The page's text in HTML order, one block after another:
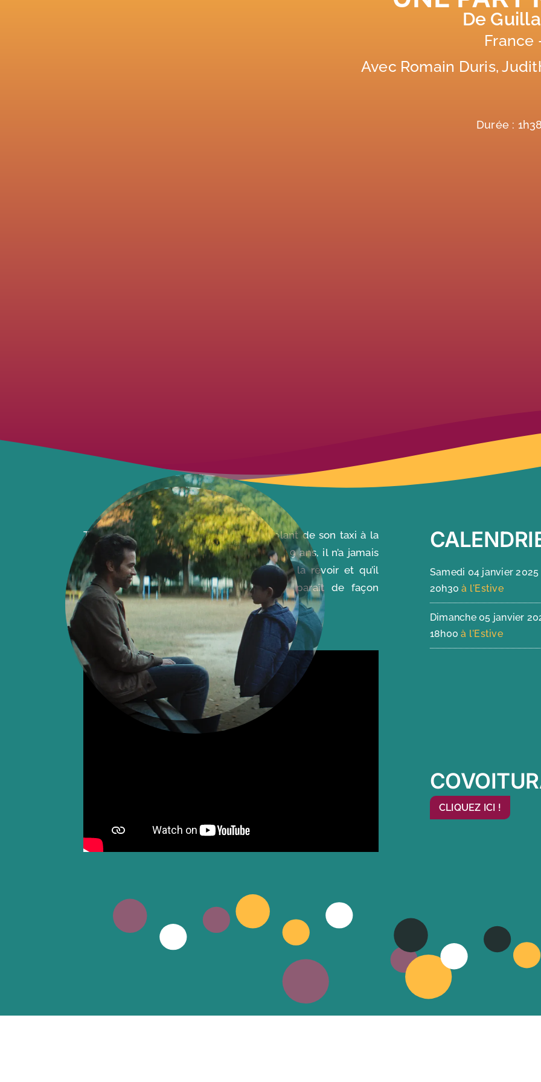
De
France
Avec Romain Duris,
Durée :
Tous les jours, Jay parcourt Tokyo au volant de son taxi à la
recherche de sa fille, Lily. Séparé depuis 9 ans, il n’a jamais
pu la revoir. Alors qu’il a cessé d’espérer la revoir et qu’il
s’apprête à rentrer en France, Lily réapparaît de façon
inattendue…
>
Samedi 04 janvier 2025
20h30à l'Estive
Dimanche 05 janvier
18h00à l'Estive
CLIQUEZ ICI !